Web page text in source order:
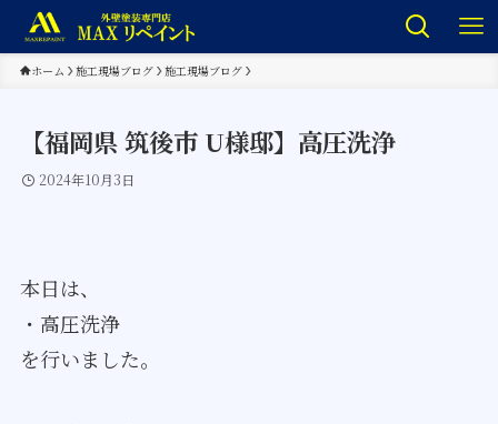
ホーム 施工現場ブログ 施工現場ブログ
【福岡県 筑後市 U様邸】高圧洗浄
2024年10月3日
本日は、
・高圧洗浄
を行いました。